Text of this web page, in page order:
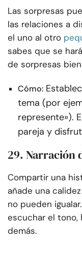
Las sorpresas
las relaciones a
el uno al otro
sabes que se
de sorpresas
Cómo:
tema (por
represente»).
pareja y
29. Narración
Compartir una
añade una
no pueden
escuchar el tono,
demás.